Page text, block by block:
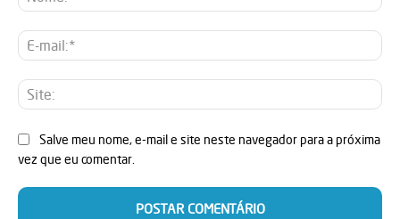
E-
Salve meu nome, e-mail e site neste navegador para a próxima
vez que eu comentar.